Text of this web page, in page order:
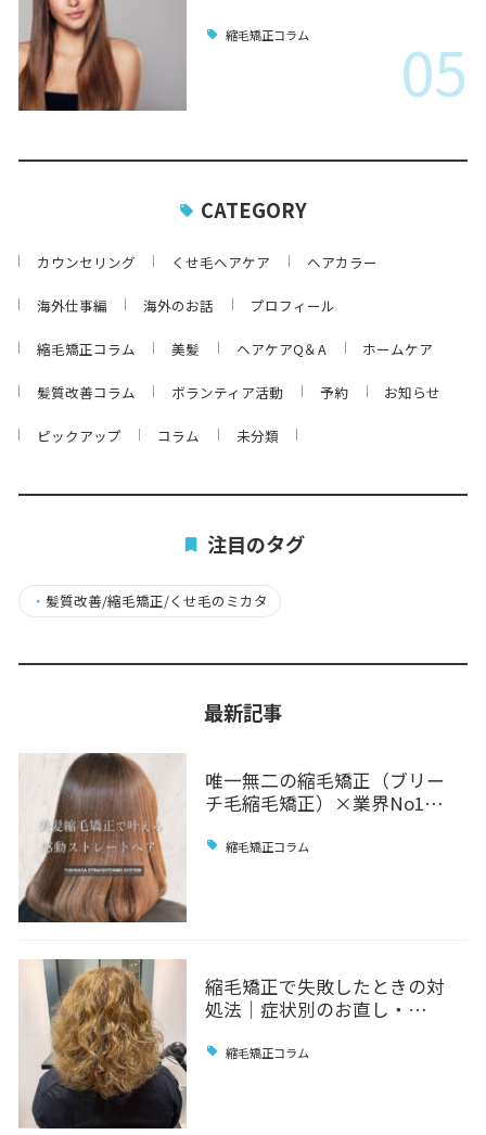
縮毛矯正コラム 05
CATEGORY
カウンセリング くせ毛ヘアケア ヘアカラー
海外仕事編 海外のお話 プロフィール
縮毛矯正コラム 美髪 ヘアケアQ＆A ホームケア
髪質改善コラム ボランティア活動 予約 お知らせ
ピックアップ コラム 未分類
注目のタグ
・ 髪質改善/縮毛矯正/くせ毛のミカタ
最新記事
唯一無二の縮毛矯正（ブリー
チ毛縮毛矯正）×業界No1…
縮毛矯正コラム
縮毛矯正で失敗したときの対
処法｜症状別のお直し・…
縮毛矯正コラム